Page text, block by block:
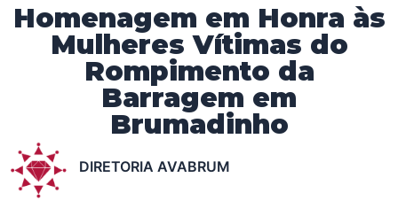
Homenagem em Honra às
Mulheres Vítimas do
Rompimento da
Barragem em
Brumadinho
DIRETORIA AVABRUM